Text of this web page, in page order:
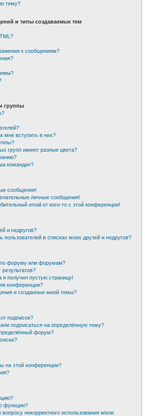
тему?
и типы создаваемых тем
к сообщениям?
группы
мне вступить в них?
групп имеют разные цвета?
команда»?
сообщения!
личные сообщения!
email от кого-то с этой конференции!
и недругов?
пользователей в списках моих друзей и недругов?
по форуму или форумам?
я получил пустую страницу!
конференции?
и созданные мной темы?
подписок?
подписаться на определённую тему?
форум?
на этой конференции?
функции?
некорректного использования и/или